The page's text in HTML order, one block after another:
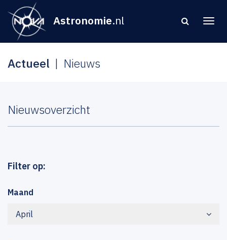
Astronomie.nl
Actueel Nieuws
Nieuwsoverzicht
Filter op:
Maand
April